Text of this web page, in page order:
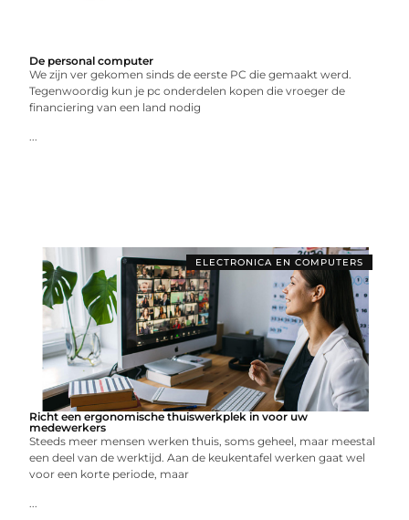
De personal computer
We zijn ver gekomen sinds de eerste PC die gemaakt werd.
Tegenwoordig kun je pc onderdelen kopen die vroeger de
financiering van een land nodig
...
ELECTRONICA EN COMPUTERS
Richt een ergonomische thuiswerkplek in voor uw
medewerkers
Steeds meer mensen werken thuis, soms geheel, maar meestal
een deel van de werktijd. Aan de keukentafel werken gaat wel
voor een korte periode, maar
...